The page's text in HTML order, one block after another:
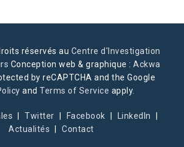
réservés au Centre d'Investigation
Conception web & graphique :Ackwa
by reCAPTCHA and the Google
andTerms of Service apply.
Twitter Facebook
LinkedIn
Actualités
Contact